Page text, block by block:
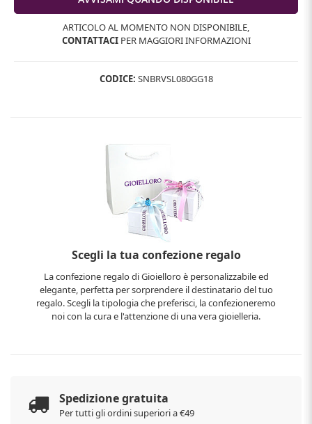
ARTICOLO AL MOMENTO NON DISPONIBILE,
CONTATTACIPER MAGGIORI INFORMAZIONI
CODICE: SNBRVSL080GG18
Scegli la tua confezione regalo
La confezione regalo di Gioielloro è personalizzabile ed
elegante, perfetta per sorprendere il destinatario del tuo
regalo. Scegli la tipologia che preferisci, la confezioneremo
noi con la cura e l'attenzione di una vera gioielleria.
Spedizione gratuita
Per tutti gli ordini superiori a €49